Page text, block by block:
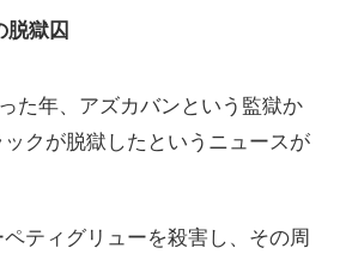
脱獄囚
た年、アズカバンという監獄か
クが脱獄したというニュースが
ティグリューを殺害し、その周